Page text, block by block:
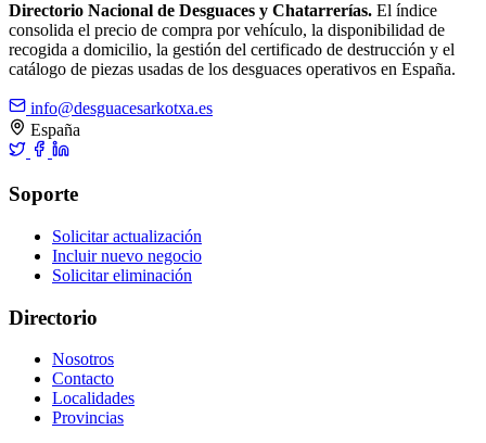
Directorio Nacional de Desguaces y Chatarrerías. El índice
consolida el precio de compra por vehículo, la disponibilidad de
recogida a domicilio, la gestión del certificado de destrucción y el
catálogo de piezas usadas de los desguaces operativos en España.
info@desguacesarkotxa.es
España
Soporte
Solicitar actualización
Incluir nuevo negocio
Solicitar eliminación
Directorio
Nosotros
Contacto
Localidades
Provincias